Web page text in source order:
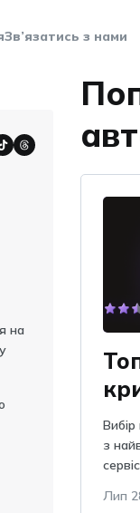
Зв’язатись з нами
на
з
Лип